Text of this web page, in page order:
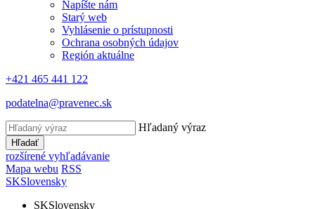
Napíšte nám
Starý web
Vyhlásenie o prístupnosti
Ochrana osobných údajov
Región aktuálne
+421 465 441 122
podatelna@pravenec.sk
Hľadaný výraz
Hľadať
rozšírené vyhľadávanie
Mapa webu RSS
SKSlovensky
SKSlovensky